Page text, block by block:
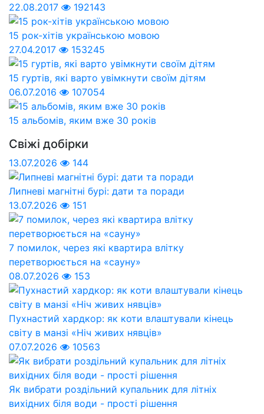
22.08.2017
192143
15 рок-хітів українською мовою
27.04.2017
153245
15 гуртів, які варто увімкнути своїм дітям
06.07.2016
107054
15 альбомів, яким вже 30 років
Свіжі добірки
13.07.2026 144
Липневі магнітні бурі: дати та поради
13.07.2026
151
7 помилок, через які квартира влітку
перетворюється на «сауну»
08.07.2026
153
Пухнастий хардкор: як коти влаштували кінець
світу в манзі «Ніч живих нявців»
07.07.2026
10563
Як вибрати роздільний купальник для літніх
вихідних біля води - прості рішення